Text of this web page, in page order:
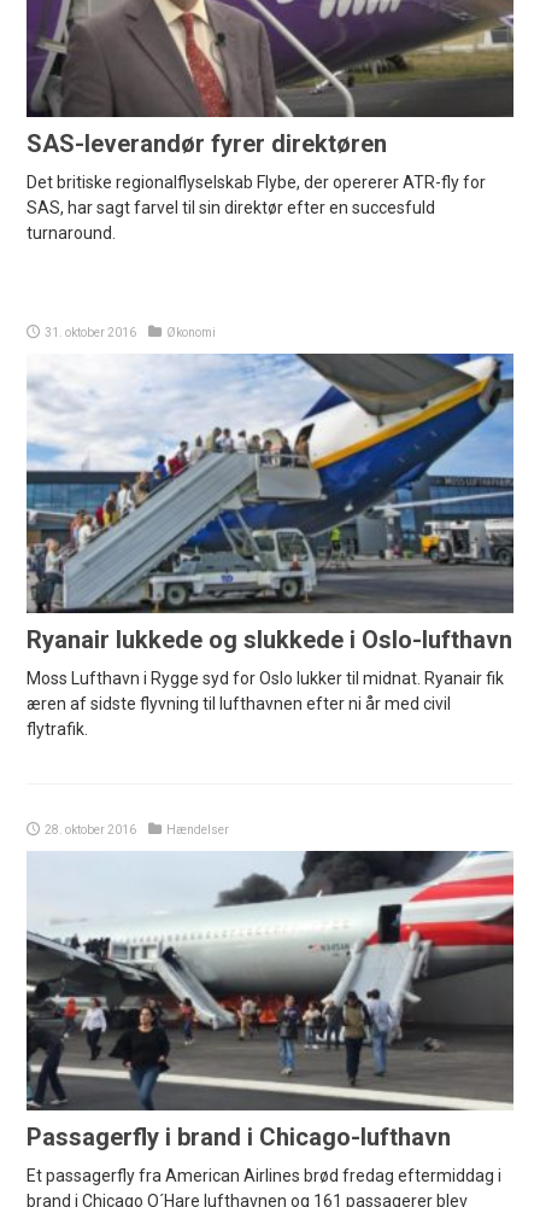
SAS-leverandør fyrer direktøren
Det britiske regionalflyselskab Flybe, der opererer ATR-fly for
SAS, har sagt farvel til sin direktør efter en succesfuld
turnaround.
31. oktober 2016 Økonomi
Ryanair lukkede og slukkede i Oslo-lufthavn
Moss Lufthavn i Rygge syd for Oslo lukker til midnat. Ryanair fik
æren af sidste flyvning til lufthavnen efter ni år med civil
flytrafik.
28. oktober 2016 Hændelser
Passagerfly i brand i Chicago-lufthavn
Et passagerfly fra American Airlines brød fredag eftermiddag i
brand i Chicago O´Hare lufthavnen og 161 passagerer blev